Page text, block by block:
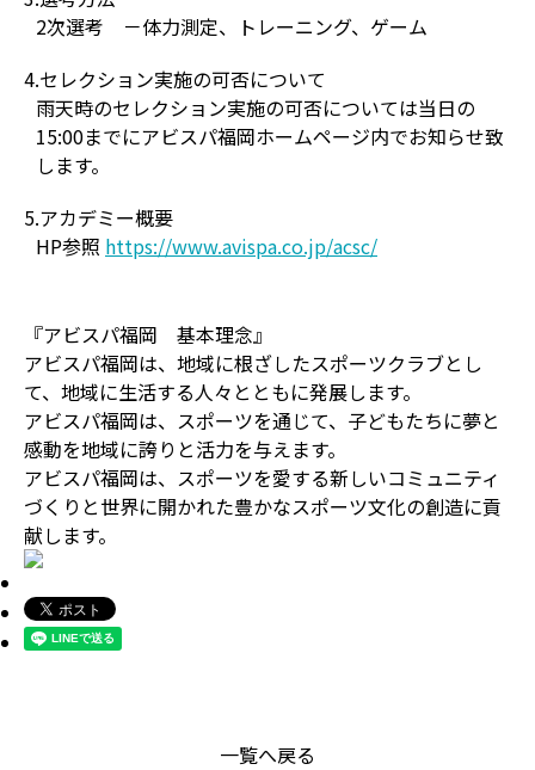
2次選考 －体力測定、トレーニング、ゲーム
4.セレクション実施の可否について
雨天時のセレクション実施の可否については当日の
15:00までにアビスパ福岡ホームページ内でお知らせ致
します。
5.アカデミー概要
HP参照 https://www.avispa.co.jp/acsc/
『アビスパ福岡 基本理念』
アビスパ福岡は、地域に根ざしたスポーツクラブとし
て、地域に生活する人々とともに発展します。
アビスパ福岡は、スポーツを通じて、子どもたちに夢と
感動を地域に誇りと活力を与えます。
アビスパ福岡は、スポーツを愛する新しいコミュニティ
づくりと世界に開かれた豊かなスポーツ文化の創造に貢
献します。
一覧へ戻る